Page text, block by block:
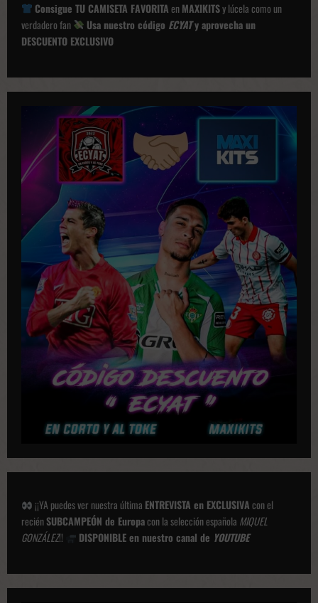
ó
n
e
b
l
c
a
c
i
n
Consigue TU CAMISETA FAVORITAenMAXIKITSy lúcela como un
verdadero fan
Usa nuestro código ECYATy aprovecha un
DESCUENTO EXCLUSIVO
¡¡YA puedes ver nuestra última ENTREVISTA en EXCLUSIVAcon el
reciénSUBCAMPEÓN de Europacon la selección española MIQUEL
GONZÁLEZ!! DISPONIBLE en nuestro canal de YOUTUBE